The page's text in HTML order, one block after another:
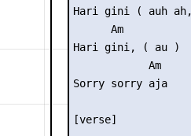
Hari gini ( auh
      Am
Hari gini, ( au )
            Am
Sorry sorry aja
[verse]